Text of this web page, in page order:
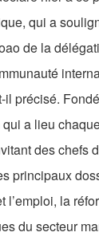
qui a
de la
précisé.
a lieu
des chefs
principaux
la
du secteur